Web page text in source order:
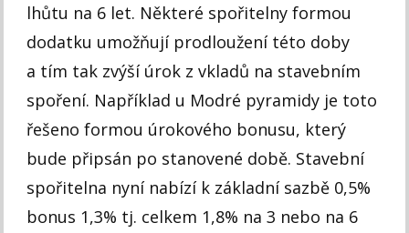
lhůtu na 6 let. Některé spořitelny formou
dodatku umožňují prodloužení této doby
a tím tak zvýší úrok z vkladů na stavebním
spoření. Například u Modré pyramidy je toto
řešeno formou úrokového bonusu, který
bude připsán po stanovené době. Stavební
spořitelna nyní nabízí k základní sazbě 0,5%
bonus 1,3% tj. celkem 1,8% na 3 nebo na 6